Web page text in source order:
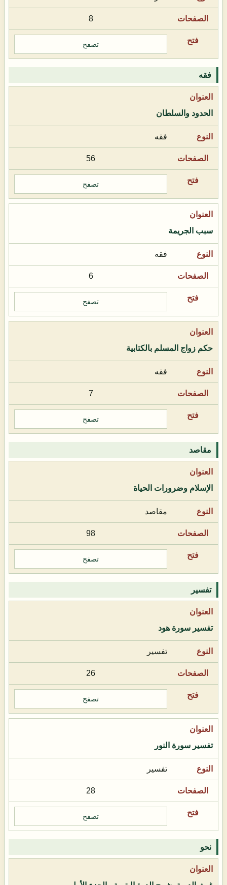
8
تصفح
فقه
الحدود والسلطان
فقه
56
تصفح
سبب الجريمة
فقه
6
تصفح
حكم زواج المسلم بالكتابية
فقه
7
تصفح
مقاصد
الإسلام وضرورات الحياة
مقاصد
98
تصفح
تفسير
تفسير سورة هود
تفسير
26
تصفح
تفسير سورة النور
تفسير
28
تصفح
نحو